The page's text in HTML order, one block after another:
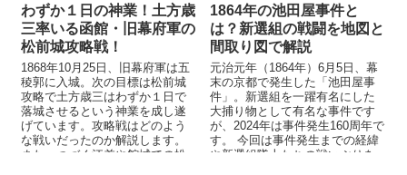
わずか１日の神業！土方歳
三率いる函館・旧幕府軍の
松前城攻略戦！
1868年10月25日、旧幕府軍は五
稜郭に入城。次の目標は松前城
攻略で土方歳三はわずか１日で
落城させるという神業を成し遂
げています。攻略戦はどのよう
な戦いだったのか解説します。
また、つづく江差や館城での松
1864年の池田屋事件と
は？新選組の戦闘を地図と
間取り図で解説
元治元年（1864年）6月5日、幕
末の京都で発生した「池田屋事
件」。新選組を一躍有名にした
大捕り物として有名な事件です
が、2024年は事件発生160周年で
す。 今回は事件発生までの経緯
や新選組隊士たちの戦いぶりを